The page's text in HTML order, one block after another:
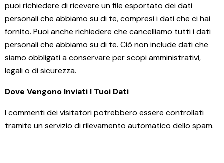
puoi richiedere di ricevere un file esportato dei dati
personali che abbiamo su di te, compresi i dati che ci hai
fornito. Puoi anche richiedere che cancelliamo tutti i dati
personali che abbiamo su di te. Ciò non include dati che
siamo obbligati a conservare per scopi amministrativi,
legali o di sicurezza.
Dove Vengono Inviati I Tuoi Dati
I commenti dei visitatori potrebbero essere controllati
tramite un servizio di rilevamento automatico dello spam.